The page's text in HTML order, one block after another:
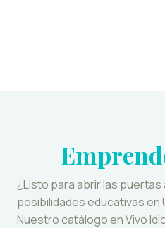
¿Listo para abrir las puertas
posibilidades educativas en
Nuestro catálogo en Vivo